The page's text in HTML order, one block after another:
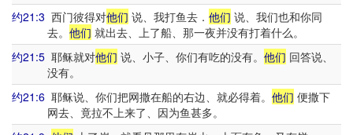
约21:3 西门彼得对他们 说、我打鱼去． 他们 说、我们也和你同
去。 他们 就出去、上了船、那一夜并没有打着什么。
约21:5 耶稣就对他们 说、小子、你们有吃的没有。 他们 回答说、
没有。
约21:6 耶稣说、你们把网撒在船的右边、就必得着。 他们 便撒下
网去、竟拉不上来了、因为鱼甚多。